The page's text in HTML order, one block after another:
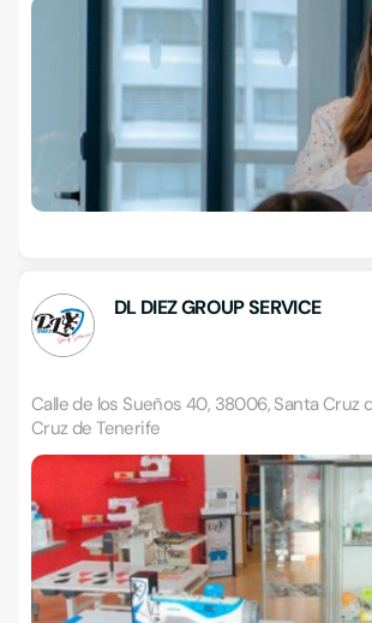
DL DIEZ GROUP SERVICE
Calle de los Sueños 40, 38006, Santa Cruz
Cruz de Tenerife